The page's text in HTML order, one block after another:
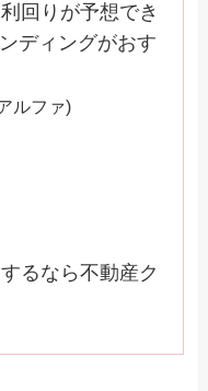
回りが予想でき
ディングがおす
ルファ)
るなら不動産ク